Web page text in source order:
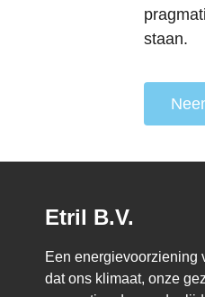
staan.
Etril B.V.
Een energievoorziening
dat ons klimaat, onze